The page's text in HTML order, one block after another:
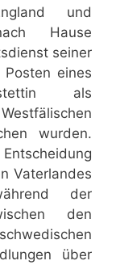
und
Hause
seiner
eines
als
wurden.
Vaterlandes
der
den
über